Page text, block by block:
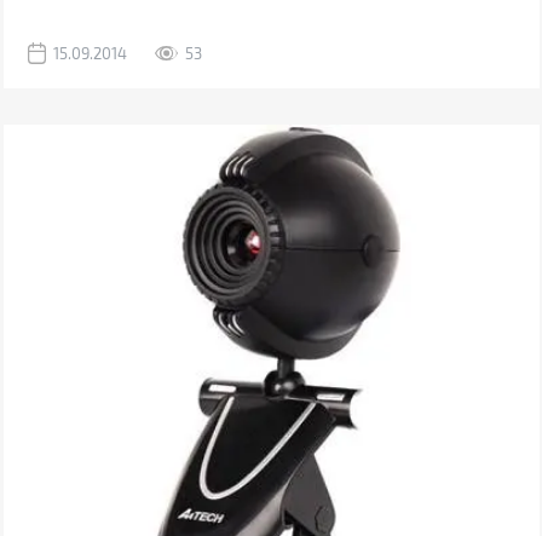
15.09.2014 53